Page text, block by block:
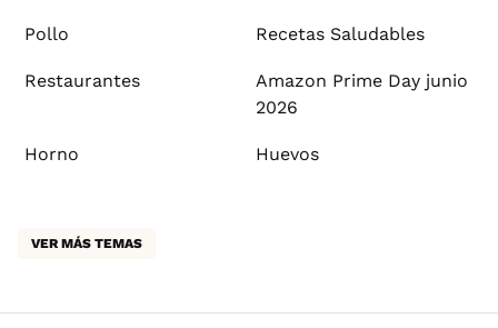
Pollo Recetas Saludables
Restaurantes
Amazon Prime Day junio
2026
Horno Huevos
VER MÁS TEMAS